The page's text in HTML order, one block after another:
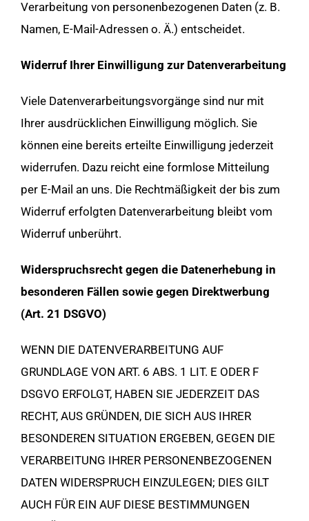
Verarbeitung von personenbezogenen Daten (z. B.
Namen, E-Mail-Adressen o. Ä.) entscheidet.
Widerruf Ihrer Einwilligung zur Datenverarbeitung
Viele Datenverarbeitungsvorgänge sind nur mit
Ihrer ausdrücklichen Einwilligung möglich. Sie
können eine bereits erteilte Einwilligung jederzeit
widerrufen. Dazu reicht eine formlose Mitteilung
per E-Mail an uns. Die Rechtmäßigkeit der bis zum
Widerruf erfolgten Datenverarbeitung bleibt vom
Widerruf unberührt.
Widerspruchsrecht gegen die Datenerhebung in
besonderen Fällen sowie gegen Direktwerbung
(Art. 21 DSGVO)
WENN DIE DATENVERARBEITUNG AUF
GRUNDLAGE VON ART. 6 ABS. 1 LIT. E ODER F
DSGVO ERFOLGT, HABEN SIE JEDERZEIT DAS
RECHT, AUS GRÜNDEN, DIE SICH AUS IHRER
BESONDEREN SITUATION ERGEBEN, GEGEN DIE
VERARBEITUNG IHRER PERSONENBEZOGENEN
DATEN WIDERSPRUCH EINZULEGEN; DIES GILT
AUCH FÜR EIN AUF DIESE BESTIMMUNGEN